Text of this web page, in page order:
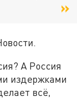
А Россия
издержками
всё,